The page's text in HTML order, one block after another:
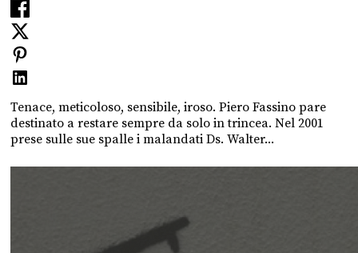
Tenace, meticoloso, sensibile, iroso. Piero Fassino pare
destinato a restare sempre da solo in trincea. Nel 2001
prese sulle sue spalle i malandati Ds. Walter...